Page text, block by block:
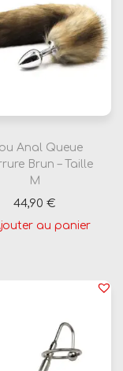
Anal Queue
Brun – Taille
M
44,90 €
au panier